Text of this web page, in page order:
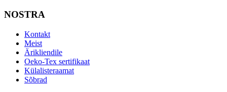
NOSTRA
Kontakt
Meist
Ärikliendile
Oeko-Tex sertifikaat
Külalisteraamat
Sõbrad